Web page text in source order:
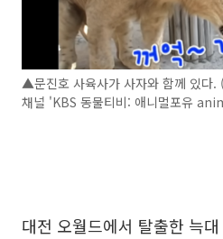
▲문진호 사육사가 사자와 함께 있다
채널 'KBS 동물티비: 애니멀포유
대전 오월드에서 탈출한 늑